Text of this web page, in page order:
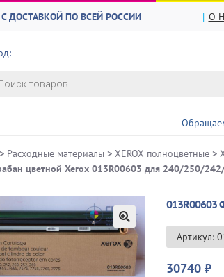
ДОСТАВКОЙ ПО ВСЕЙ РОССИИ О
Обращаем Ваше
Расходные материалы > XEROX полноцветные>
цветной Xerox 013R00603 для 240/250/
🔍
013R00603
Артикул:
30740₽